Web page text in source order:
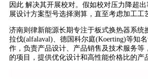
因此 解决其开展校对。假如校对压力降超
展设计方案型号选择测算，直至考虑加工工
济南则律新能源长期专注于板式换热器系统
拉伐(alfalaval)、德国科尔庭(Koerting)等知
作，负责产品设计、产品销售及技术服务等
的项目，提供优化设计和高性能价格比的产